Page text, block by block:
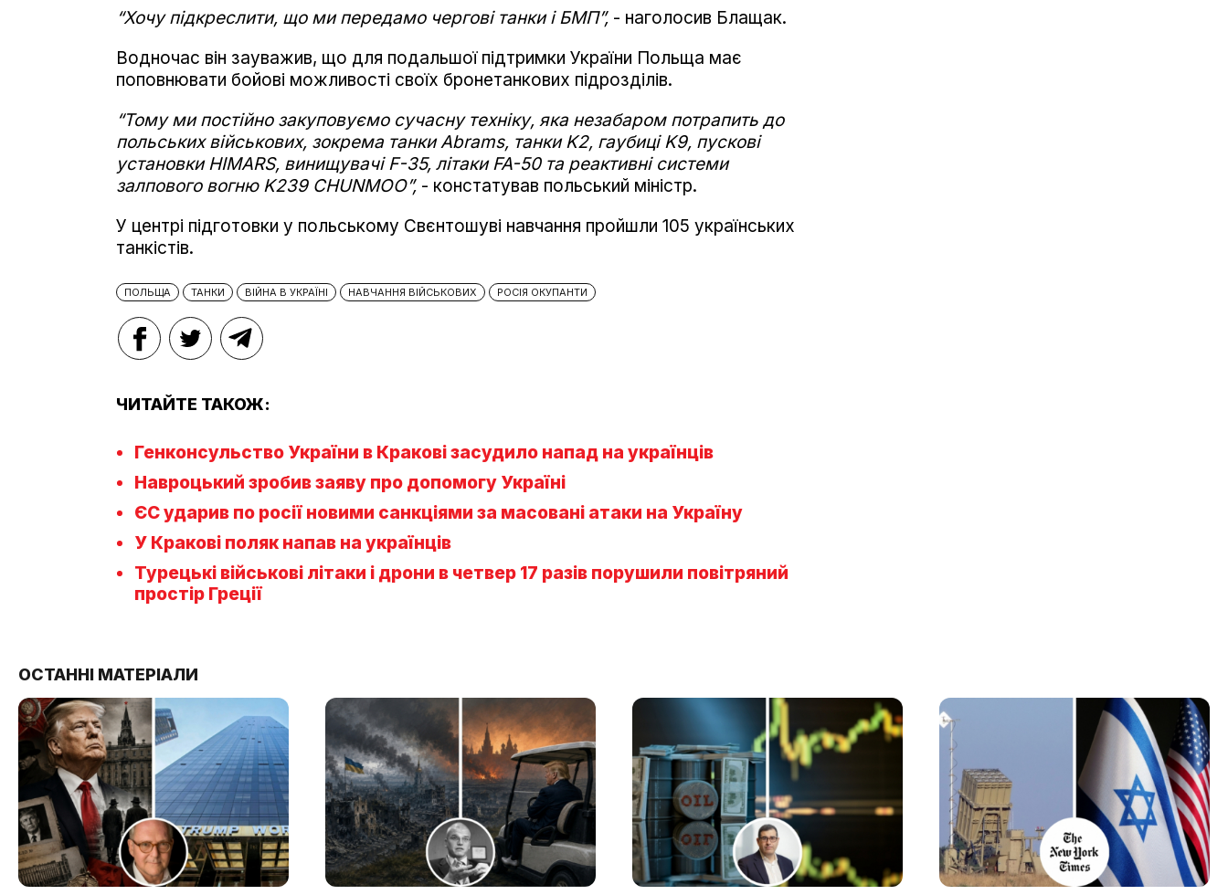
“Хочу підкреслити, що ми передамо чергові танки і БМП”, - наголосив Блащак.
Водночас він зауважив, що для подальшої підтримки України Польща має
поповнювати бойові можливості своїх бронетанкових підрозділів.
“Тому ми постійно закуповуємо сучасну техніку, яка незабаром потрапить до
польських військових, зокрема танки Abrams, танки K2, гаубиці K9, пускові
установки HIMARS, винищувачі F-35, літаки FA-50 та реактивні системи
залпового вогню K239 CHUNMOO”, - констатував польський міністр.
У центрі підготовки у польському Свєнтошуві навчання пройшли 105 українських
танкістів.
ПОЛЬЩА ТАНКИ ВІЙНА В УКРАЇНІ НАВЧАННЯ ВІЙСЬКОВИХ РОСІЯ ОКУПАНТИ
ЧИТАЙТЕ ТАКОЖ:
Генконсульство України в Кракові засудило напад на українців
Навроцький зробив заяву про допомогу Україні
ЄС ударив по росії новими санкціями за масовані атаки на Україну
У Кракові поляк напав на українців
Турецькі військові літаки і дрони в четвер 17 разів порушили повітряний
простір Греції
ОСТАННІ МАТЕРІАЛИ